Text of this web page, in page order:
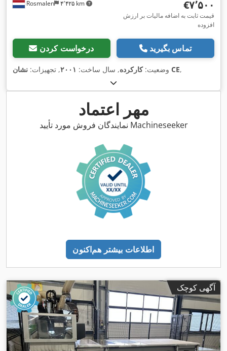
Rosmalen ۴٬۴۲۵ km ‎€۷٬۵۰۰
قیمت ثابت به اضافه مالیات بر ارزش
افزوده
درخواست کردن تماس بگیرید
وضعیت:کارکرده, سال ساخت: ۲۰۰۱, تجهیزات: نشان CE,
مهر اعتماد
نمایندگان فروش مورد تأیید Machineseeker
اطلاعات بیشتر هم‌اکنون
آگهی کوچک